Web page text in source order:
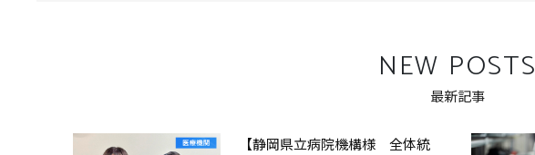
NEW POSTS
最新記事
【静岡県立病院機構様 全体統